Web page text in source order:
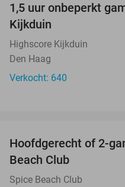
1,5 uur onbeperkt
Kijkduin
Highscore Kijkduin
Den Haag
Verkocht: 640
Hoofdgerecht of 2-
Beach Club
Spice Beach Club